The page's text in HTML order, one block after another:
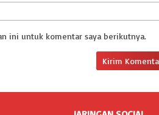
ini untuk komentar saya berikutnya.